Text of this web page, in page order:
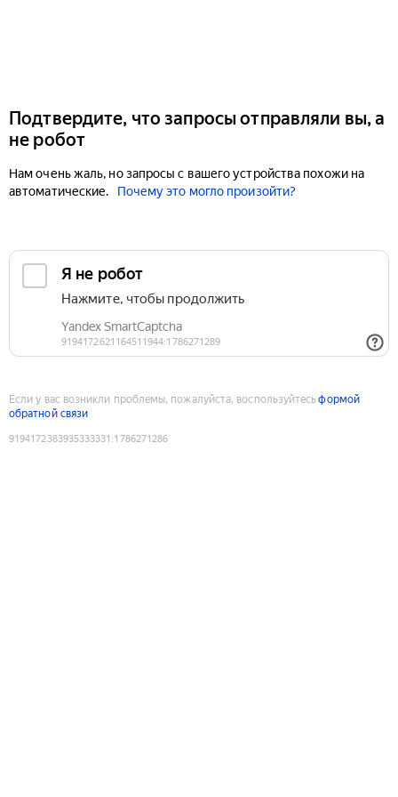
Подтвердите, что запросы отправляли вы, а
не робот
Нам очень жаль, но запросы с вашего устройства похожи на
автоматические.
Почему это могло произойти?
Если у вас возникли проблемы, пожалуйста, воспользуйтесьформой
обратной связи
9194172383935333331 :1786271286